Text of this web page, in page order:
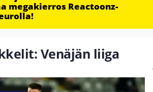
megakierros Reactoonz-
Venäjän liiga